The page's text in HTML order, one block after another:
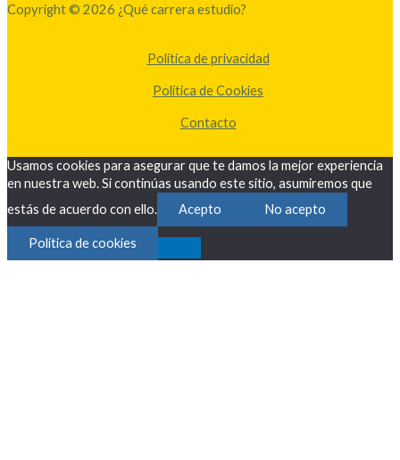
Copyright © 2026 ¿Qué carrera estudio?
Política de privacidad
Política de Cookies
Contacto
Usamos cookies para asegurar que te damos la mejor experiencia
en nuestra web. Si continúas usando este sitio, asumiremos que
estás de acuerdo con ello.
Acepto No acepto
Política de cookies